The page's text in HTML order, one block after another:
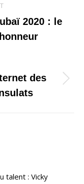
2020 : le
des
talent : Vicky